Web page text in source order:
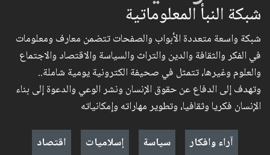
شبكة النبأ المعلوماتية
شبكة واسعة متعددة الأبواب والصفحات تتضمن معارف ومعلومات
في الفكر والثقافة والدين والتراث والسياسة والاقتصاد والاجتماع
والعلوم وغيرها، تتمثل في صحيفة الكترونية يومية شاملة..
وتهدف إلى الدفاع عن حقوق الإنسان ونشر الوعي والدعوة إلى بناء
الإنسان فكريا وثقافيا، وتطوير مهاراته وإمكانياته
آراء وافكار
سياسة إسلاميات
اقتصاد